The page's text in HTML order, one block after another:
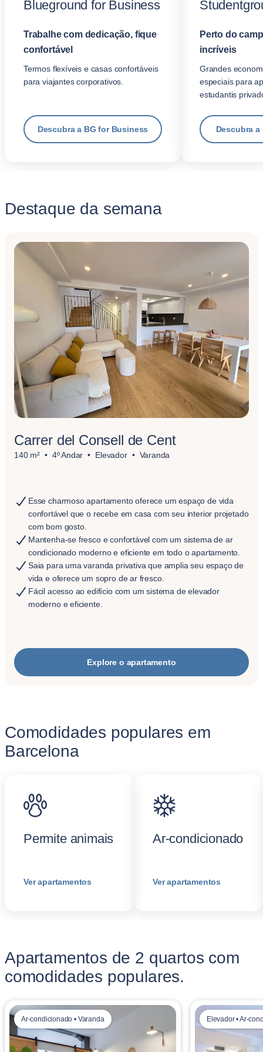
Blueground for Business
Trabalhe com dedicação, fique
confortável
Termos flexíveis e casas confortáveis
para viajantes corporativos.
Descubra a BG for Business
Perto do
incríveis
Grandes
especiais para
estudantis
Descubra
Destaque da semana
Carrer del Consell de Cent
140 m² 4º Andar Elevador Varanda
Esse charmoso apartamento oferece um espaço de vida
confortável que o recebe em casa com seu interior projetado
com bom gosto.
Mantenha-se fresco e confortável com um sistema de ar
condicionado moderno e eficiente em todo o apartamento.
Saia para uma varanda privativa que amplia seu espaço de
vida e oferece um sopro de ar fresco.
Fácil acesso ao edifício com um sistema de elevador
moderno e eficiente.
Explore o apartamento
Comodidades populares em
Barcelona
Permite animais
Ver apartamentos
Ar-condicionado
Ver apartamentos
Apartamentos de 2 quartos com
comodidades populares.
Ar-condicionado • Varanda Elevador • Ar-